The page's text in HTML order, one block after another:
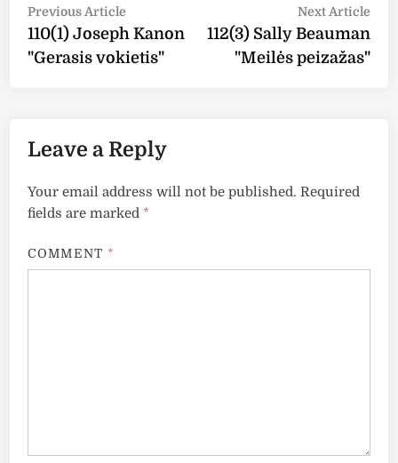
Post
navigation
Previous Article
article:
110(1) Joseph Kanon
"Gerasis vokietis"
Next Article
112(3) Sally Beauman
"Meilės peizažas"
Leave a Reply
Your email address will not be published. Required
fields are marked *
COMMENT *